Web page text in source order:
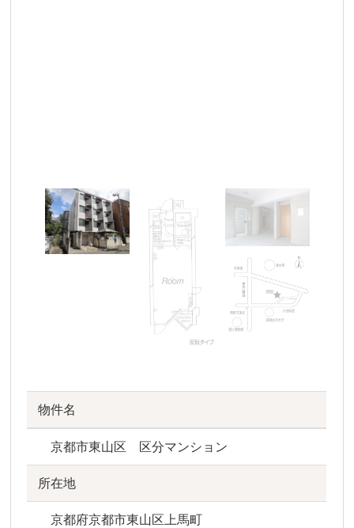
物件名
京都市東山区 区分マンション
所在地
京都府京都市東山区上馬町